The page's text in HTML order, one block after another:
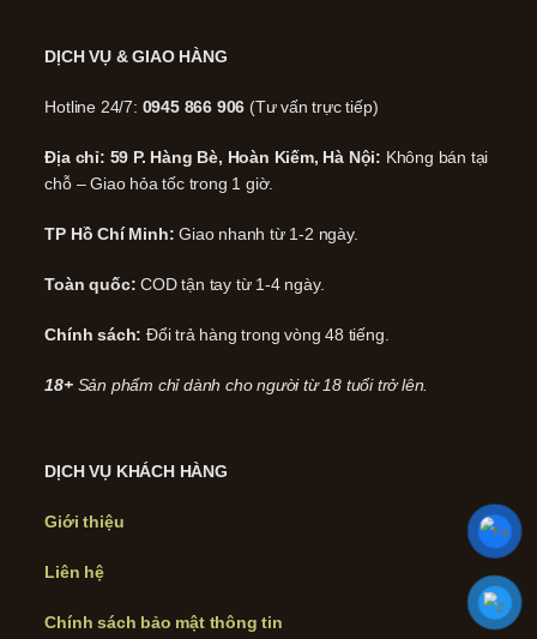
DỊCH VỤ & GIAO HÀNG
Hotline 24/7: 0945 866 906 (Tư vấn trực tiếp)
Địa chỉ: 59 P. Hàng Bè, Hoàn Kiếm, Hà Nội: Không bán tại
chỗ – Giao hỏa tốc trong 1 giờ.
TP Hồ Chí Minh: Giao nhanh từ 1-2 ngày.
Toàn quốc: COD tận tay từ 1-4 ngày.
Chính sách: Đổi trả hàng trong vòng 48 tiếng.
18+ Sản phẩm chỉ dành cho người từ 18 tuổi trở lên.
DỊCH VỤ KHÁCH HÀNG
Giới thiệu
Liên hệ
Chính sách bảo mật thông tin